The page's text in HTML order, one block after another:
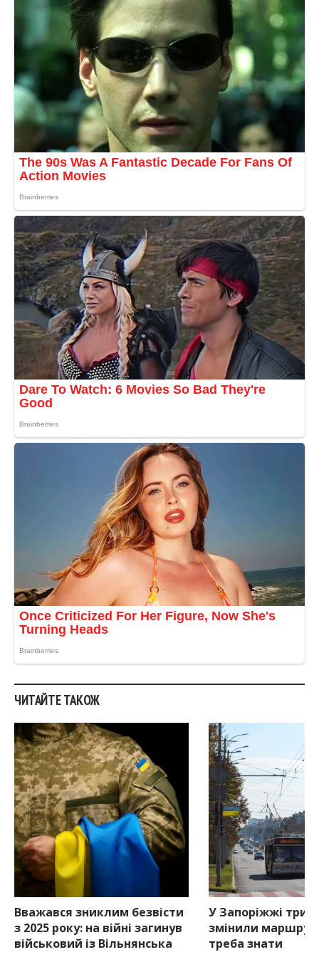
ЧИТАЙТЕ ТАКОЖ
Вважався зниклим безвісти
з 2025 року: на війні загинув
військовий із Вільнянська
У Запоріжжі три
змінили
треба знати